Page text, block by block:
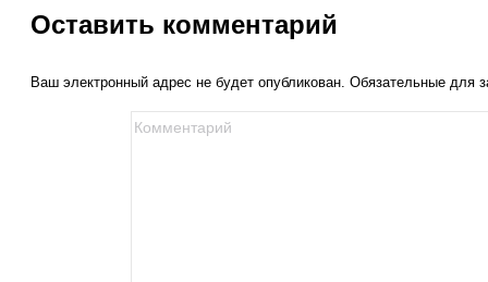
Оставить комментарий
Ваш электронный адрес не будет опубликован. Обязательные для